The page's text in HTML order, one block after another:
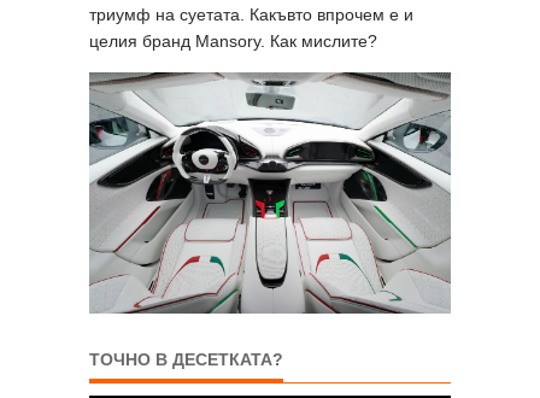
триумф на суетата. Какъвто впрочем е и
целия бранд Mansory. Как мислите?
ТОЧНО В ДЕСЕТКАТА?